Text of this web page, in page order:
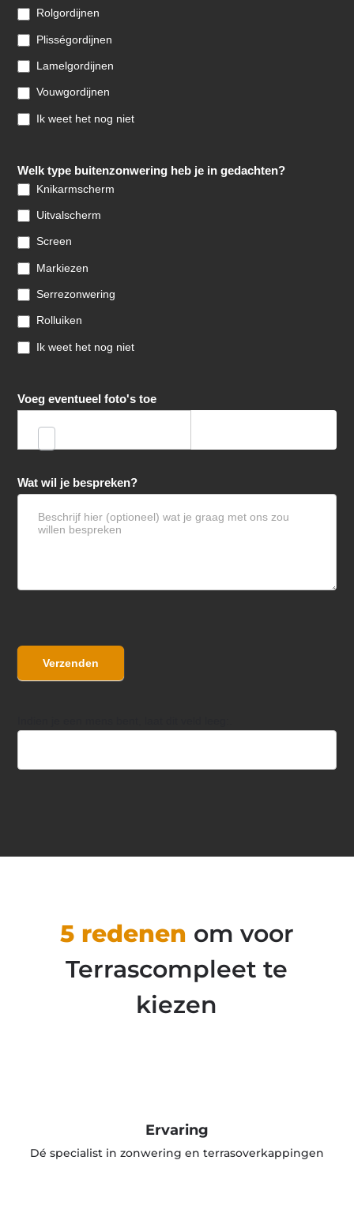
Rolgordijnen
Plisségordijnen
Lamelgordijnen
Vouwgordijnen
Ik weet het nog niet
Welk type buitenzonwering heb je in gedachten?
Knikarmscherm
Uitvalscherm
Screen
Markiezen
Serrezonwering
Rolluiken
Ik weet het nog niet
Voeg eventueel foto's toe
Wat wil je bespreken?
Verzenden
5 redenen om voor
Terrascompleet te
kiezen
Ervaring
Dé specialist in zonwering en terrasoverkappingen